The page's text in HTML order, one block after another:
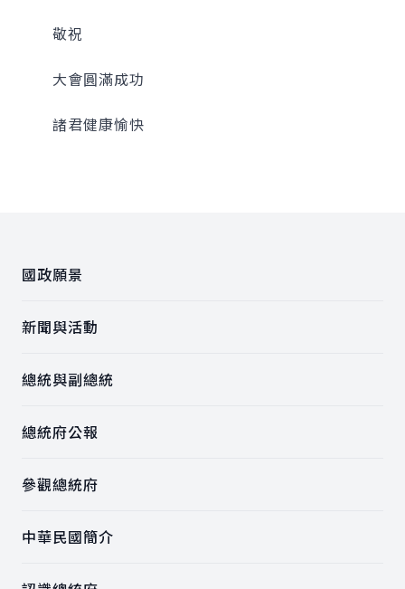
敬祝
大會圓滿成功
諸君健康愉快
國政願景
新聞與活動
總統與副總統
總統府公報
參觀總統府
中華民國簡介